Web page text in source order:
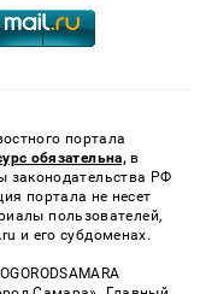
портала
обязательна, в
законодательства РФ
портала не несет
пользователей,
и его субдоменах.